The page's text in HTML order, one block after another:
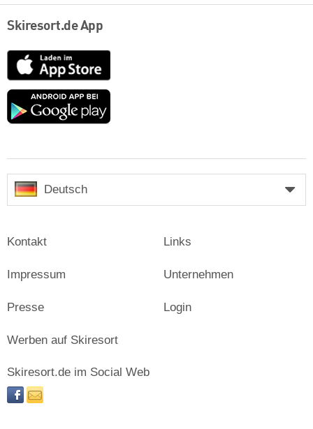
Skiresort.de App
App
Store
Google
Deutsch
Kontakt
Impressum
Presse
Links
Unternehmen
Login
Werben auf Skiresort
Skiresort.de im Social Web
facebooknewsletter